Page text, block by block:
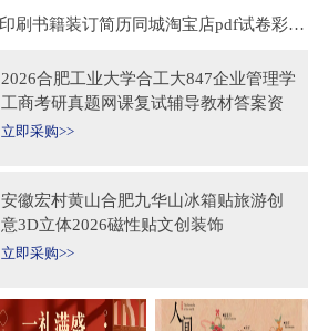
合肥打印资料书本印刷书籍装订简历同城淘宝店pdf试卷彩色a34讲义
2026合肥工业大学合工大847企业管理学
工商考研真题网课复试辅导教材答案资
料考前冲刺押题预测三套卷3套题
立即采购>>
安徽宏村黄山合肥九华山冰箱贴旅游创
意3D立体2026磁性贴文创装饰
立即采购>>